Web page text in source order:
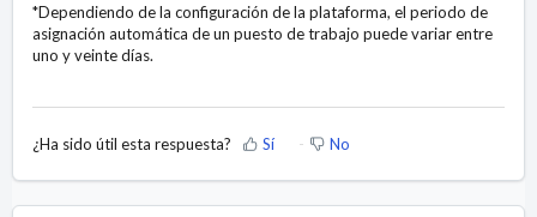
*Dependiendo de la configuración de la plataforma, el periodo de
asignación automática de un puesto de trabajo puede variar entre
uno y veinte días.
¿Ha sido útil esta respuesta? Sí No